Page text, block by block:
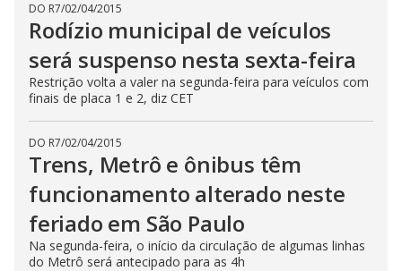
DO R7/02/04/2015
Rodízio municipal de veículos
será suspenso nesta sexta-feira
Restrição volta a valer na segunda-feira para veículos com
finais de placa 1 e 2, diz CET
DO R7/02/04/2015
Trens, Metrô e ônibus têm
funcionamento alterado neste
feriado em São Paulo
Na segunda-feira, o início da circulação de algumas linhas
do Metrô será antecipado para as 4h